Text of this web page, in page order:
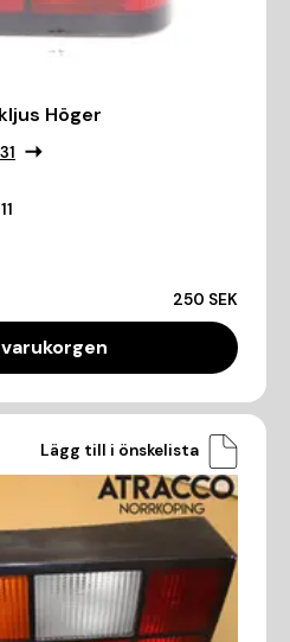
Höger
250 SEK
Lägg till i önskelista